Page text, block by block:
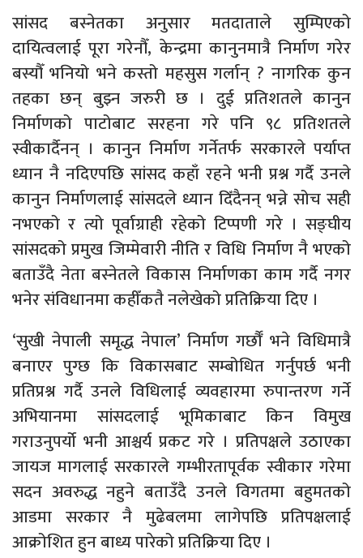
सांसद बस्नेतका अनुसार मतदाताले सुम्पिएको
दायित्वलाई पूरा गरेनौँ, केन्द्रमा कानुनमात्रै निर्माण गरेर
बस्यौँ भनियो भने कस्तो महसुस गर्लान् ? नागरिक कुन
तहका छन् बुझ्न जरुरी छ । दुई प्रतिशतले कानुन
निर्माणको पाटोबाट सरहना गरे पनि ९८ प्रतिशतले
स्वीकार्दैनन् । कानुन निर्माण गर्नेतर्फ सरकारले पर्याप्त
ध्यान नै नदिएपछि सांसद कहाँ रहने भनी प्रश्न गर्दै उनले
कानुन निर्माणलाई सांसदले ध्यान दिँदैनन् भन्ने सोच सही
नभएको र त्यो पूर्वाग्राही रहेको टिप्पणी गरे । सङ्घीय
सांसदको प्रमुख जिम्मेवारी नीति र विधि निर्माण नै भएको
बताउँदै नेता बस्नेतले विकास निर्माणका काम गर्दै नगर
भनेर संविधानमा कहीँकतै नलेखेको प्रतिक्रिया दिए ।
‘सुखी नेपाली समृद्ध नेपाल’ निर्माण गर्छौँ भने विधिमात्रै
बनाएर पुग्छ कि विकासबाट सम्बोधित गर्नुपर्छ भनी
प्रतिप्रश्न गर्दै उनले विधिलाई व्यवहारमा रुपान्तरण गर्ने
अभियानमा सांसदलाई भूमिकाबाट किन विमुख
गराउनुपर्यो भनी आश्चर्य प्रकट गरे । प्रतिपक्षले उठाएका
जायज मागलाई सरकारले गम्भीरतापूर्वक स्वीकार गरेमा
सदन अवरुद्ध नहुने बताउँदै उनले विगतमा बहुमतको
आडमा सरकार नै मुढेबलमा लागेपछि प्रतिपक्षलाई
आक्रोशित हुन बाध्य पारेको प्रतिक्रिया दिए ।